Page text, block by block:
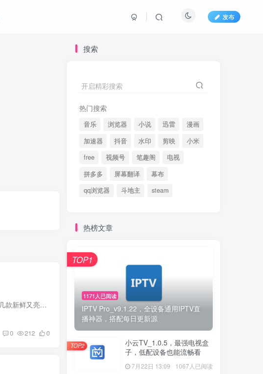
发布
最近翻来覆去整理工具库，总觉得好多实用软件都已经和大家分享过了，想挖到几款新鲜又亮眼的好用工具，属实有点费劲。要是小伙伴们有私藏的良心软件，欢迎留言推荐给我，在此先谢过大家啦！ 今...
0 212 0
搜索
开启精彩搜索
热门搜索
音乐 浏览器 小说 迅雷
漫画
加速器
抖音 水印 剪映
小米
free
视频号 笔趣阁
电视
拼多多
屏幕翻译
幕布
qq浏览器
斗地主 steam
热榜文章
1171人已阅读
IPTV Pro_v9.1.22，全设备通用IPTV直
播神器，搭配每日更新源
TOP1
小云TV_1.0.5，最强电视盒
子，低配设备也能流畅看
7月22日 13:09 1067人已阅读
TOP2